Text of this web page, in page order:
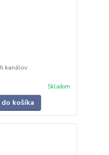
kanálov
Skladom
košíka